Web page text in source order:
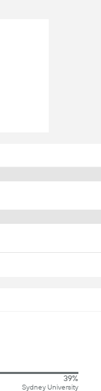
39%
Sydney University